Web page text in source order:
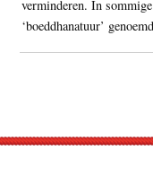
verminderen. In
‘boeddhanatuur’